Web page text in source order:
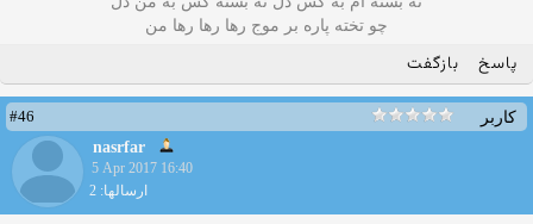
چو تخته پاره بر موج رها رها رها من
پاسخ بازگفت
کاربر
#46
nasrfar
5 Apr 2017 16:40
ارسالها: 2